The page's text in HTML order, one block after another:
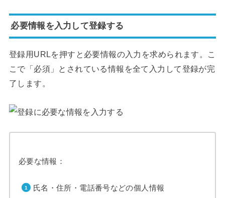
必要情報を入力して登録する
登録用URLを押すと必要情報の入力を求められます。こ
こで「必須」とされている情報を全て入力して登録が完
了します。
必要な情報：
氏名・住所・電話番号などの個人情報